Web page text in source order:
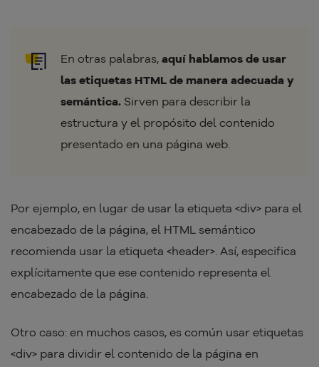
En otras palabras, aquí hablamos de usar
las etiquetas HTML de manera adecuada y
semántica. Sirven para describir la
estructura y el propósito del contenido
presentado en una página web.
Por ejemplo, en lugar de usar la etiqueta <div> para el
encabezado de la página, el HTML semántico
recomienda usar la etiqueta <header>. Así, especifica
explícitamente que ese contenido representa el
encabezado de la página.
Otro caso: en muchos casos, es común usar etiquetas
<div> para dividir el contenido de la página en